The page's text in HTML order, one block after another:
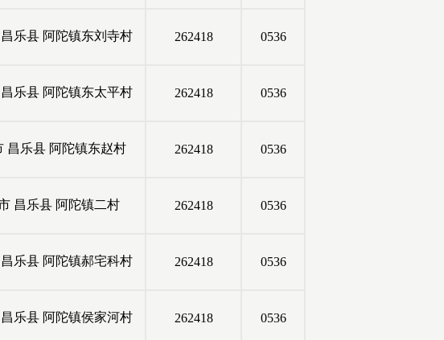
昌乐县 阿陀镇东刘寺村 262418 0536
昌乐县 阿陀镇东太平村 262418 0536
昌乐县 阿陀镇东赵村 262418 0536
昌乐县 阿陀镇二村 262418 0536
昌乐县 阿陀镇郝宅科村 262418 0536
昌乐县 阿陀镇侯家河村 262418 0536